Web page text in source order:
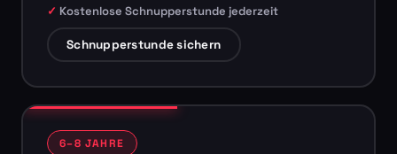
Kostenlose Schnupperstunde jederzeit
Schnupperstunde sichern
6–8 JAHRE